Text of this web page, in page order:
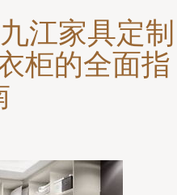
江家具定制
柜的全面指